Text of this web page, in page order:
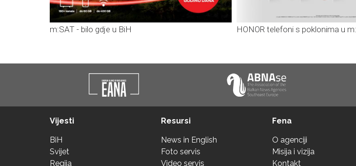
m:SAT - bilo gdje u BiH HONOR telefoni s poklonima u
Vijesti
BiH
Svijet
Regija
Resursi
News in English
Foto servis
Video servis
Fena
O agenciji
Misija i vizija
Kontakt